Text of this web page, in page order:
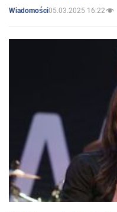
Wiadomości05.03.2025 16:22